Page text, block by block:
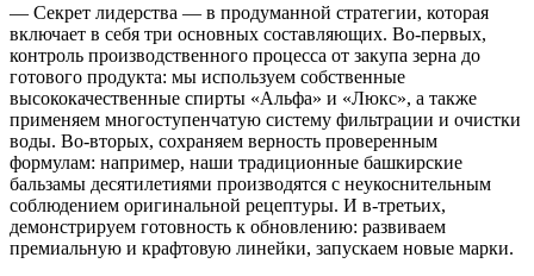
— Секрет лидерства — в продуманной стратегии, которая
включает в себя три основных составляющих. Во-первых,
контроль производственного процесса от закупа зерна до
готового продукта: мы используем собственные
высококачественные спирты «Альфа» и «Люкс», а также
применяем многоступенчатую систему фильтрации и очистки
воды. Во-вторых, сохраняем верность проверенным
формулам: например, наши традиционные башкирские
бальзамы десятилетиями производятся с неукоснительным
соблюдением оригинальной рецептуры. И в-третьих,
демонстрируем готовность к обновлению: развиваем
премиальную и крафтовую линейки, запускаем новые марки.